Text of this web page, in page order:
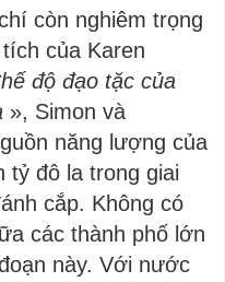
còn nghiêm trọng
của Karen
độ đạo tặc của
», Simon và
năng lượng của
tỷ đô la trong giai
cắp. Không có
các thành phố lớn
này. Với nước